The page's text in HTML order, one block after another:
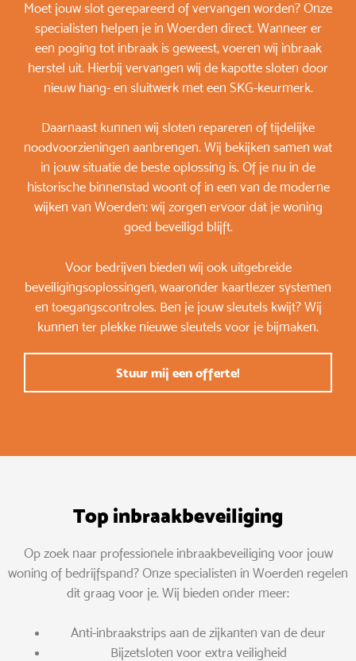
Moet jouw slot gerepareerd of vervangen worden? Onze
specialisten helpen je in Woerden direct. Wanneer er
een poging tot inbraak is geweest, voeren wij inbraak
herstel uit. Hierbij vervangen wij de kapotte sloten door
nieuw hang- en sluitwerk met een SKG-keurmerk.
Daarnaast kunnen wij sloten repareren of tijdelijke
noodvoorzieningen aanbrengen. Wij bekijken samen wat
in jouw situatie de beste oplossing is. Of je nu in de
historische binnenstad woont of in een van de moderne
wijken van Woerden: wij zorgen ervoor dat je woning
goed beveiligd blijft.
Voor bedrijven bieden wij ook uitgebreide
beveiligingsoplossingen, waaronder kaartlezer systemen
en toegangscontroles. Ben je jouw sleutels kwijt? Wij
kunnen ter plekke nieuwe sleutels voor je bijmaken.
Stuur mij een offerte!
Top inbraakbeveiliging
Op zoek naar professionele inbraakbeveiliging voor jouw
woning of bedrijfspand? Onze specialisten in Woerden regelen
dit graag voor je. Wij bieden onder meer:
Anti-inbraakstrips aan de zijkanten van de deur
Bijzetsloten voor extra veiligheid